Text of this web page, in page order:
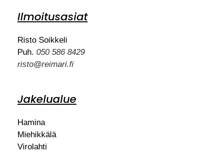
Ilmoitusasiat
Risto Soikkeli
Puh. 050 586 8429
risto@reimari.fi
Jakelualue
Hamina
Miehikkälä
Virolahti